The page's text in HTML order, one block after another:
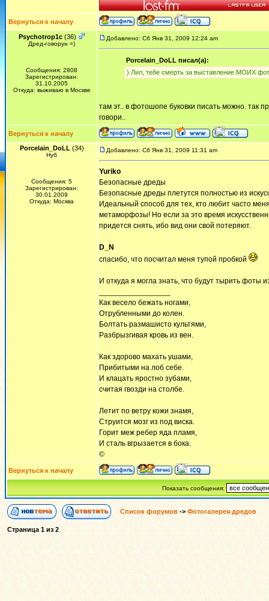
Вернуться к началу
Psychotrop1c (36)
Дред-говорун =)
Сообщения: 2808
Зарегистрирован:
31.10.2005
Откуда: выживаю в Москве
Добавлено: Сб Янв 31, 2009 12:24 am
Porcelain_DoLL писал(а):
) Лил, тебе смерть за выставление МОИХ
там эт.. в фотошопе буковки писать можно. так
говори..
Вернуться к началу
Porcelain_DoLL (34)
Нуб
Сообщения: 5
Зарегистрирован:
30.01.2009
Откуда: Москва
Добавлено: Сб Янв 31, 2009 11:31 am
Yuriko
Безопасные дреды
Безопасные дреды плетутся полностью из
Идеальный способ для тех, кто любит часто
метаморфозы! Но если за это время
придется снять, ибо вид они свой потеряют.
D_N
спасибо, что посчитал меня тупой пробкой
И откуда я могла знать, что будут тырить фоты
Как весело бежать ногами,
Отрубленными до колен.
Болтать размашисто культями,
Разбрызгивая кровь из вен.
Как здорово махать ушами,
Прибитыми на лоб себе.
И клацать яростно зубами,
считая гвозди на столбе.
Летит по ветру кожи знамя,
Струится мозг из под виска.
Горит меж ребер яда пламя,
И сталь вгрызается в бока.
©
Вернуться к началу
Показать сообщения:
Список форумов-> Фотогалерея дредов
Страница 1из 2